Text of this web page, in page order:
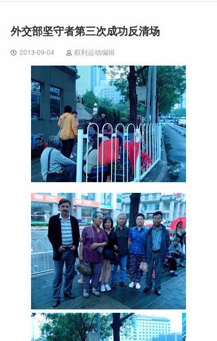
外交部坚守者第三次成功反清场
2013-09-04 权利运动编辑